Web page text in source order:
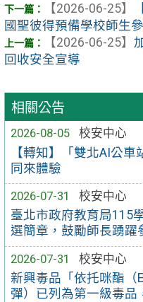
相關公告
2026-08-05
校安中心
【轉知】「雙北AI公
同來體驗
2026-07-31
校安中心
臺北市政府教育局115
選簡章，鼓勵師長踴躍
2026-07-31
校安中心
新興毒品「依托咪酯（
彈）已列為第一級毒品
【2026-06-25】
國聖彼得預備學校師生
【2026-06-25】
回收安全宣導